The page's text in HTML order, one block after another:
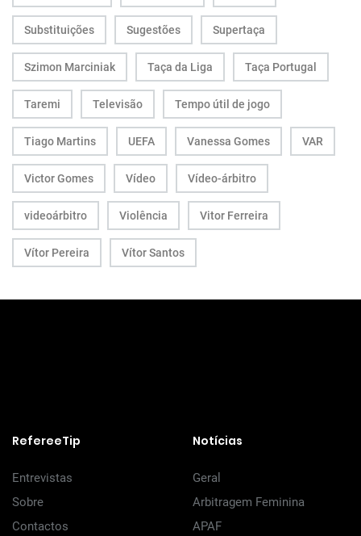
Substituições Sugestões Supertaça
Szimon Marciniak Taça da Liga Taça Portugal
Taremi Televisão Tempo útil de jogo
Tiago Martins UEFA Vanessa Gomes VAR
Victor Gomes Vídeo Vídeo-árbitro
videoárbitro Violência Vitor Ferreira
Vítor Pereira Vítor Santos
RefereeTip
Entrevistas
Sobre
Contactos
Notícias
Geral
Arbitragem Feminina
APAF